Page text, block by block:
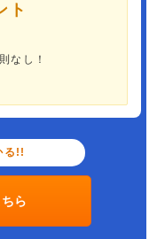
ト
なし！
る!!
ら